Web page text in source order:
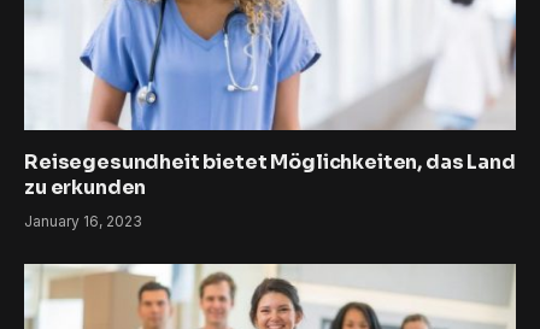
Reisegesundheit bietet Möglichkeiten, das Land
zu erkunden
January 16, 2023